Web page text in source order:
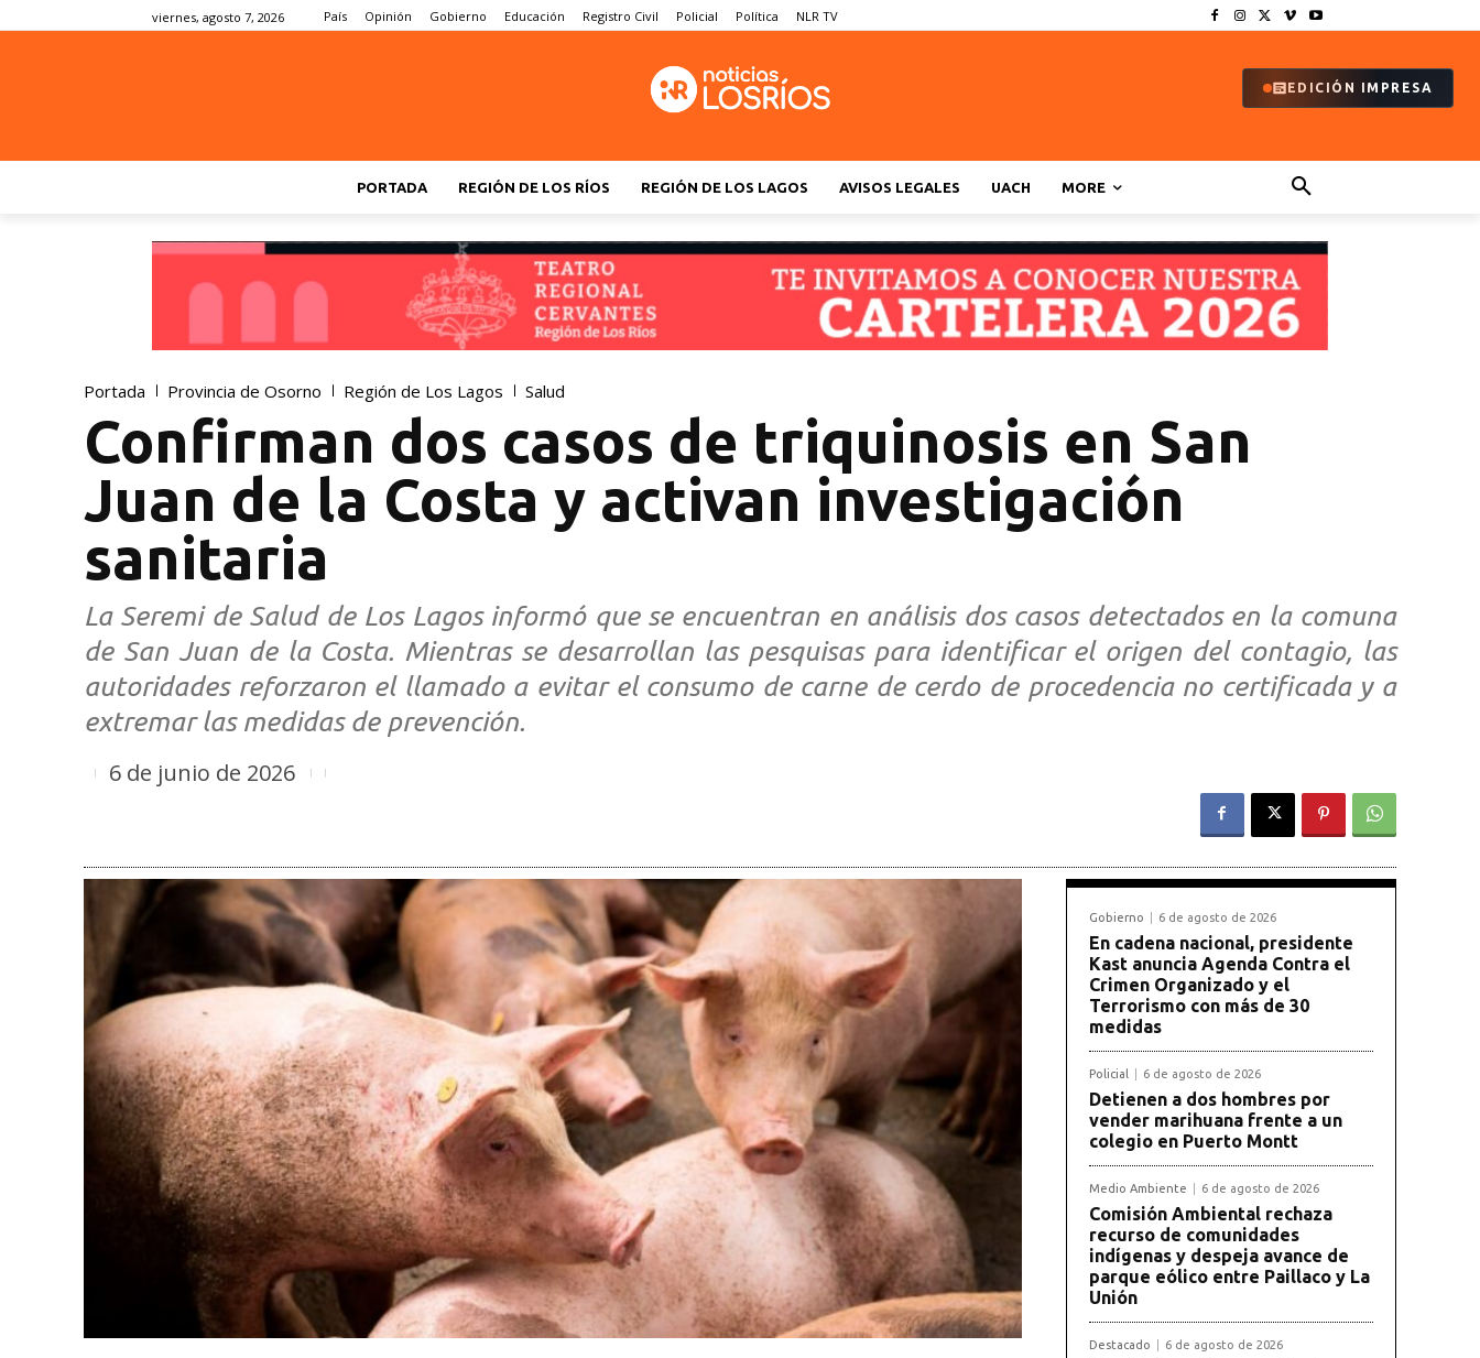
viernes, agosto 7, 2026 País Opinión Gobierno Educación Registro Civil Policial Política NLR TV
EDICIÓN IMPRESA
PORTADA REGIÓN DE LOS RÍOS REGIÓN DE LOS LAGOS AVISOS LEGALES UACH MORE
Portada Provincia de Osorno Región de Los Lagos Salud
Confirman dos casos de triquinosis en San
Juan de la Costa y activan investigación
sanitaria
La Seremi de Salud de Los Lagos informó que se encuentran en análisis dos casos detectados en la comuna
de San Juan de la Costa. Mientras se desarrollan las pesquisas para identificar el origen del contagio, las
autoridades reforzaron el llamado a evitar el consumo de carne de cerdo de procedencia no certificada y a
extremar las medidas de prevención.
6 de junio de 2026
Gobierno 6 de agosto de 2026
En cadena nacional, presidente
Kast anuncia Agenda Contra el
Crimen Organizado y el
Terrorismo con más de 30
medidas
Policial 6 de agosto de 2026
Detienen a dos hombres por
vender marihuana frente a un
colegio en Puerto Montt
Medio Ambiente 6 de agosto de 2026
Comisión Ambiental rechaza
recurso de comunidades
indígenas y despeja avance de
parque eólico entre Paillaco y La
Unión
Destacado 6 de agosto de 2026